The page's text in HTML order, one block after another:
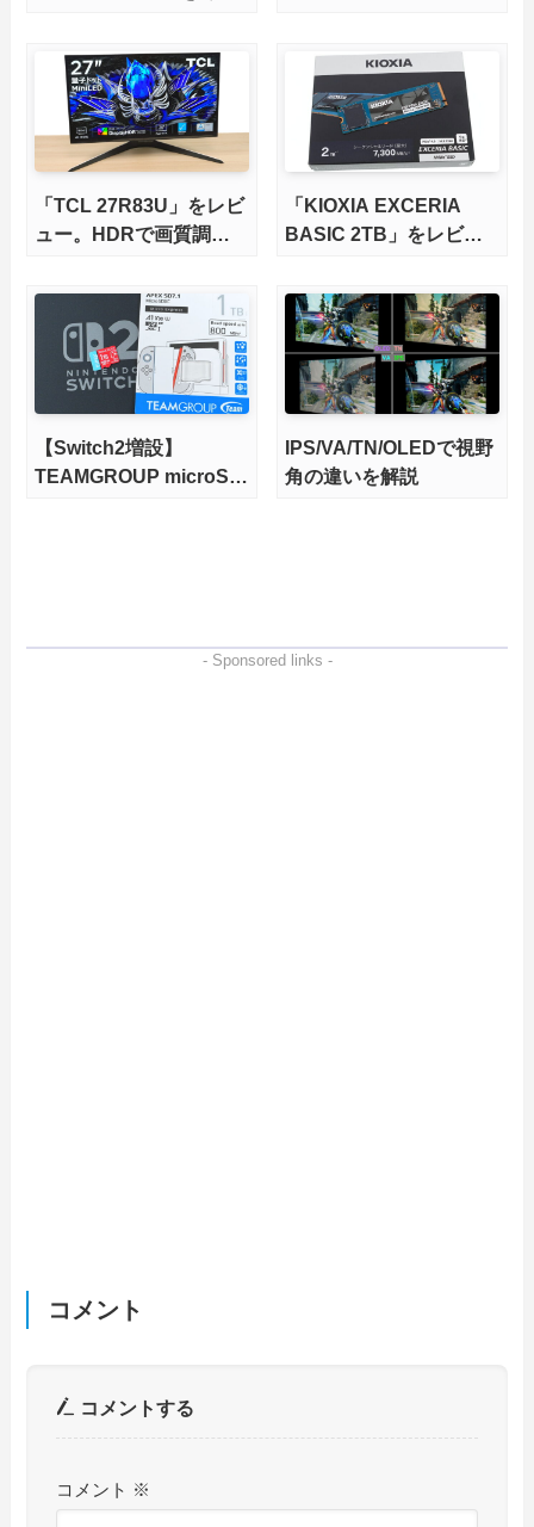
さらに高速にする完全版
X870Eマザーボードを徹
底検証
「TCL 27R83U」をレビ
ュー。HDRで画質調整
輝度も発揮！
「KIOXIA EXCERIA
BASIC 2TB」をレビュ
力、高性能、高コスパを
実現！
【Switch2増設】
TEAMGROUP microSD
IPS/VA/TN/OLEDで視野
角の違いを解説
- Sponsored links -
コメント
コメントする
コメント ※